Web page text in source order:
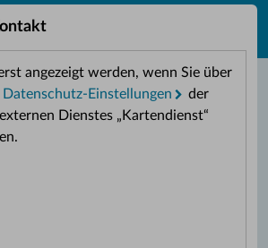
angezeigt werden, wenn Sie über
Einstellungen
der
Dienstes „Kartendienst“